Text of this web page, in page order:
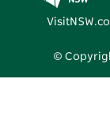
Vivid Sydney
©